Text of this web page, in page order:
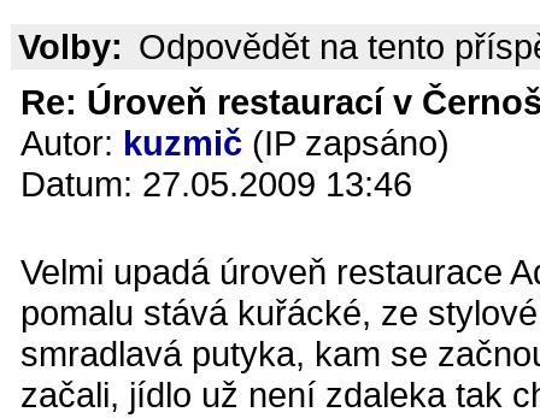
Volby: Odpovědět na tento
Re: Úroveň restaurací v
Autor: kuzmič (IP zapsáno)
Datum: 27.05.2009 13:46
Velmi upadá úroveň restaurace
pomalu stává kuřácké, ze
smradlavá putyka, kam se
začali, jídlo už není zdaleka tak